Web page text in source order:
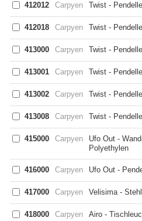
412012 Carpyen Twist -
412018 Carpyen Twist -
413000 Carpyen Twist -
413001 Carpyen Twist -
413002 Carpyen Twist -
413008 Carpyen Twist -
415000 Carpyen
Ufo Out -
Polyethylen
416000 Carpyen Ufo Out -
417000 Carpyen Velisima -
418000 Carpyen Airo -